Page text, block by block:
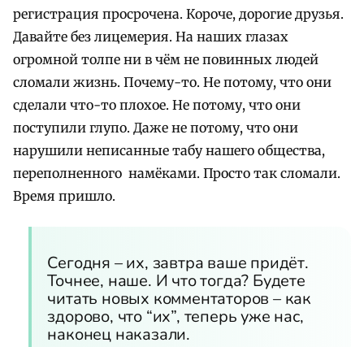
регистрация просрочена. Короче, дорогие друзья.
Давайте без лицемерия. На наших глазах
огромной толпе ни в чём не повинных людей
сломали жизнь. Почему-то. Не потому, что они
сделали что-то плохое. Не потому, что они
поступили глупо. Даже не потому, что они
нарушили неписанные табу нашего общества,
переполненного намёками. Просто так сломали.
Время пришло.
Сегодня – их, завтра ваше придёт.
Точнее, наше. И что тогда? Будете
читать новых комментаторов – как
здорово, что “их”, теперь уже нас,
наконец наказали.